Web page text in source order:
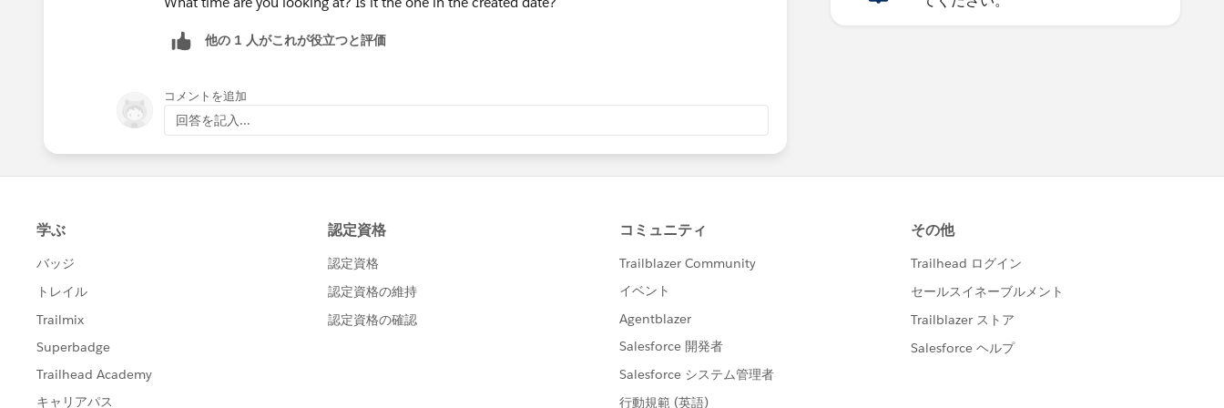
他の 1 人がこれが役立つと評価
コメントを追加
回答を記入...